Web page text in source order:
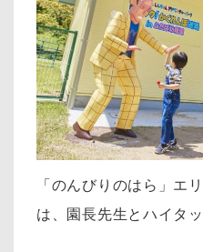
「のんびりのはら」エ
は、園長先生とハイタ